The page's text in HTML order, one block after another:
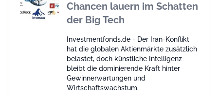
Chancen lauern im Schatten
der Big Tech
Investmentfonds.de - Der Iran-Konflikt
hat die globalen Aktienmärkte zusätzlich
belastet, doch künstliche Intelligenz
bleibt die dominierende Kraft hinter
Gewinnerwartungen und
Wirtschaftswachstum.